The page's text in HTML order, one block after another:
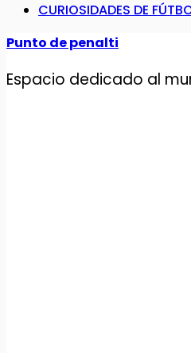
CURIOSIDADES DE
Punto de penalti
Espacio dedicado al